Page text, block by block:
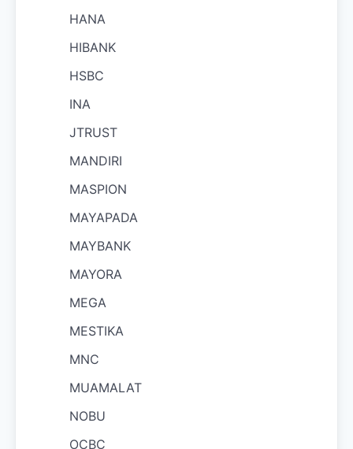
HANA
HIBANK
HSBC
INA
JTRUST
MANDIRI
MASPION
MAYAPADA
MAYBANK
MAYORA
MEGA
MESTIKA
MNC
MUAMALAT
NOBU
OCBC